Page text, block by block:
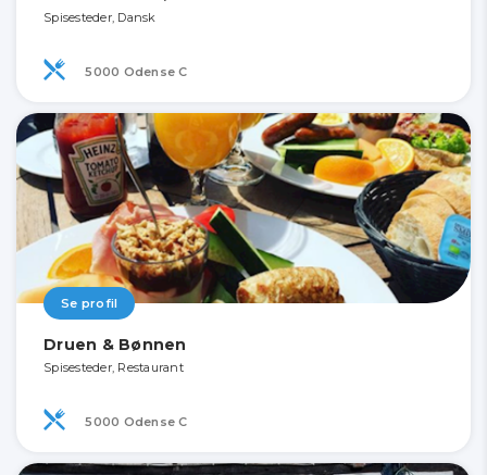
Spisesteder, Dansk
5000 Odense C
Se profil
Druen & Bønnen
Spisesteder, Restaurant
5000 Odense C